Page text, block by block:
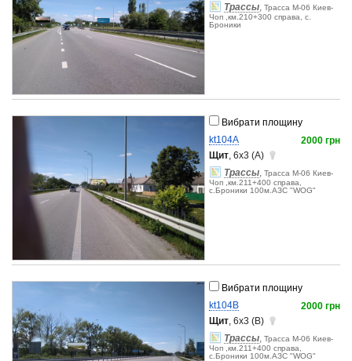
Трассы, Трасса М-06 Киев-
Чоп ,км.210+300 справа, с.
Броники
Вибрати площину
2000 грн
kt104A
Щит, 6x3 (A)
Трассы, Трасса М-06 Киев-
Чоп ,км.211+400 справа,
с.Броники 100м.АЗС "WOG"
Вибрати площину
2000 грн
kt104B
Щит, 6x3 (B)
Трассы, Трасса М-06 Киев-
Чоп ,км.211+400 справа,
с.Броники 100м.АЗС "WOG"